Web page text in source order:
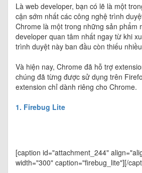
Là web developer, bạn có lẽ là một
cận sớm nhất các công nghệ trình
Chrome là một trong những sản phẩm
developer quan tâm nhất ngay từ khi
trình duyệt này ban đầu còn thiếu
Và hiện nay, Chrome đã hỗ trợ
chúng đã từng được sử dụng trên
extension chỉ dành riêng cho Chrome.
1. Firebug Lite
[caption id="attachment_244"
width="300" caption="firebug_lite"][/